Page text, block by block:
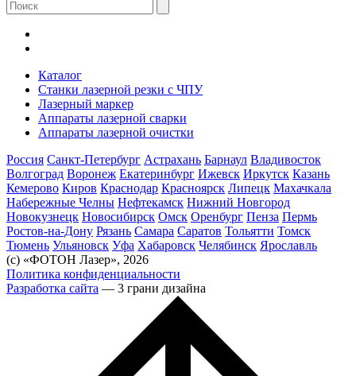
Каталог
Станки лазерной резки с ЧПУ
Лазерный маркер
Аппараты лазерной сварки
Аппараты лазерной очистки
Россия Санкт-Петербург Астрахань Барнаул Владивосток
Волгоград Воронеж Екатеринбург Ижевск Иркутск Казань
Кемерово Киров Краснодар Красноярск Липецк Махачкала
Набережные Челны Нефтекамск Нижний Новгород
Новокузнецк Новосибирск Омск Оренбург Пенза Пермь
Ростов-на-Дону Рязань Самара Саратов Тольятти Томск
Тюмень Ульяновск Уфа Хабаровск Челябинск Ярославль
(с) «ФОТОН Лазер», 2026
Политика конфиденциальности
Разработка сайта — 3 грани дизайна